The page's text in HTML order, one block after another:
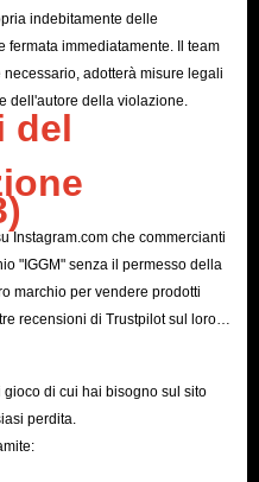
indebitamente delle
fermata immediatamente. Il team
adotterà misure legali
dell'autore della violazione.
del
Instagram.com che commercianti
"IGGM" senza il permesso della
marchio per vendere prodotti
recensioni di Trustpilot sul loro
di cui hai bisogno sul sito
perdita.